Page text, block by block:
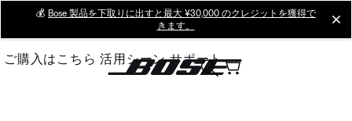
Main
💰 Bose 製品を下取りに出すと最大 ¥30,000 のクレジットを獲得で
きます。
ご購入はこちら 活用シーン サポート